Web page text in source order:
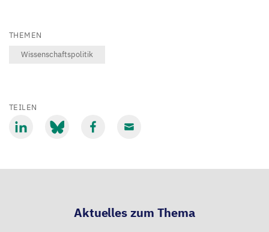
THEMEN
Wissenschaftspolitik
TEILEN
Aktuelles zum Thema